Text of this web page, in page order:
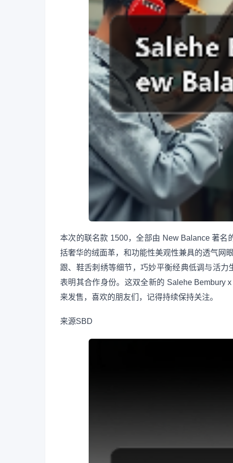
本次的联名款 1500，全部由 New Balance 著
括奢华的绒面革，和功能性美观性兼具的透气网
跟、鞋舌刺绣等细节，巧妙平衡经典低调与活
表明其合作身份。这双全新的 Salehe Bembury
来发售，喜欢的朋友们，记得持续保持关注。
来源SBD